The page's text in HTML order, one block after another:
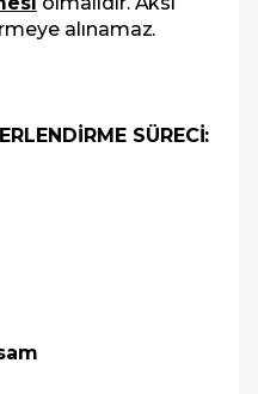
alınamaz.
SÜRECİ: